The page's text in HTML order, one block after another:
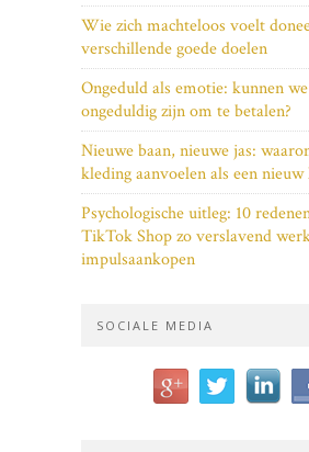
Wie zich machteloos voelt
verschillende goede doelen
Ongeduld als emotie: kunnen
ongeduldig zijn om te betalen?
Nieuwe baan, nieuwe jas:
kleding aanvoelen als een nieuw
Psychologische uitleg: 10
TikTok Shop zo verslavend
impulsaankopen
SOCIALE MEDIA